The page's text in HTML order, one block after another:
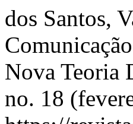
dos Santos,
Nova Teoria
no. 18